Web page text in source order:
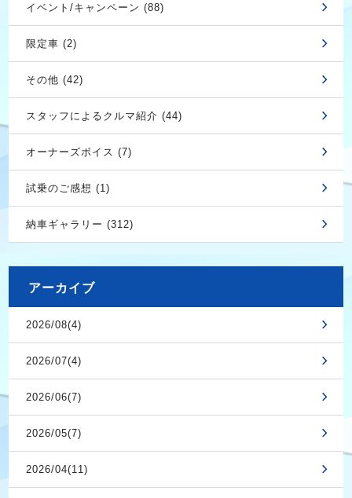
イベント/キャンペーン (88)
限定車 (2)
その他 (42)
スタッフによるクルマ紹介 (44)
オーナーズボイス (7)
試乗のご感想 (1)
納車ギャラリー (312)
アーカイブ
2026/08(4)
2026/07(4)
2026/06(7)
2026/05(7)
2026/04(11)